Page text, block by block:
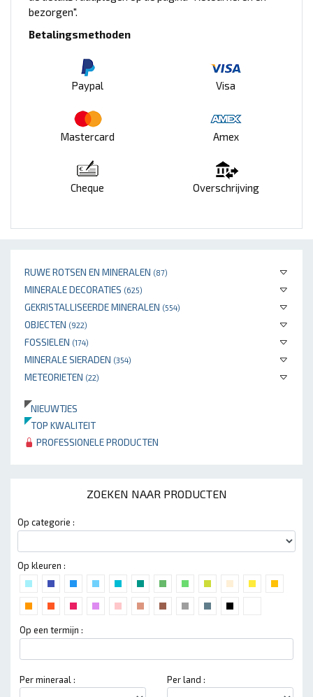
RUWE ROTSEN EN MINERALEN (87)
MINERALE DECORATIES (625)
GEKRISTALLISEERDE MINERALEN (554)
OBJECTEN (922)
FOSSIELEN (174)
MINERALE SIERADEN (354)
METEORIETEN (22)
NIEUWTJES
TOP KWALITEIT
PROFESSIONELE PRODUCTEN
ZOEKEN NAAR PRODUCTEN
Op categorie :
Op kleuren :
Op een termijn :
Per mineraal : Per land :
bezorgen".
Betalingsmethoden
Paypal Visa
Mastercard Amex
Cheque Overschrijving